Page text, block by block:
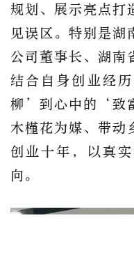
规划、展示亮点打
见误区。特别是湖
公司董事长、湖南
结合自身创业经
柳’到心中的‘致
木槿花为媒、带动
创业十年，以真
向。